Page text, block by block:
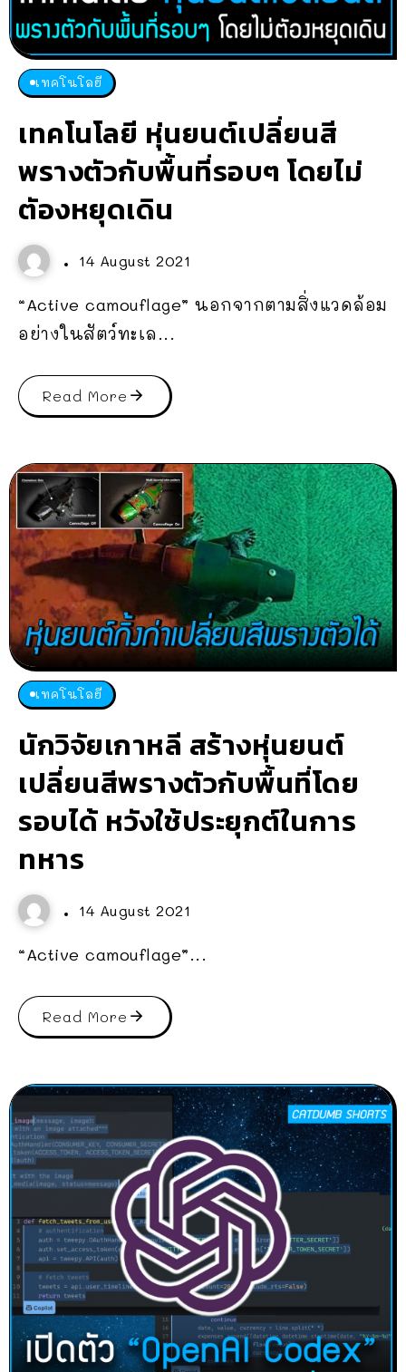
เทคโนโลยี
เทคโนโลยี หุ่นยนต์เปลี่ยนสี
พรางตัวกับพื้นที่รอบๆ โดยไม่
ตัองหยุดเดิน
14 August 2021
“Active camouflage” นอกจากตามสิ่งแวดล้อม
อย่างในสัตว์ทะเล...
Read More
เทคโนโลยี
นักวิจัยเกาหลี สร้างหุ่นยนต์
เปลี่ยนสีพรางตัวกับพื้นที่โดย
รอบได้ หวังใช้ประยุกต์ในการ
ทหาร
14 August 2021
“Active camouflage”...
Read More